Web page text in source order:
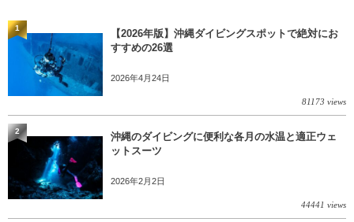
【2026年版】沖縄ダイビングスポットで絶対にお
すすめの26選
2026年4月24日
81173 views
1
沖縄のダイビングに便利な各月の水温と適正ウェ
ットスーツ
2026年2月2日
44441 views
2